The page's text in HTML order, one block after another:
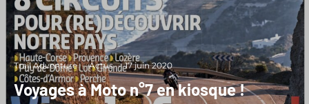
Trail Adventure · Actus · 17 juin 2020
Voyages à Moto n°7 en kiosque !